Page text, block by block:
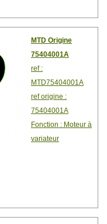
MTD Origine
75404001A
ref :
MTD75404001A
ref origine :
75404001A
Fonction : Moteur à
variateur